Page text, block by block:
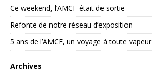
Ce weekend, l’AMCF était de sortie
Refonte de notre réseau d’exposition
5 ans de l’AMCF, un voyage à toute vapeur
Archives